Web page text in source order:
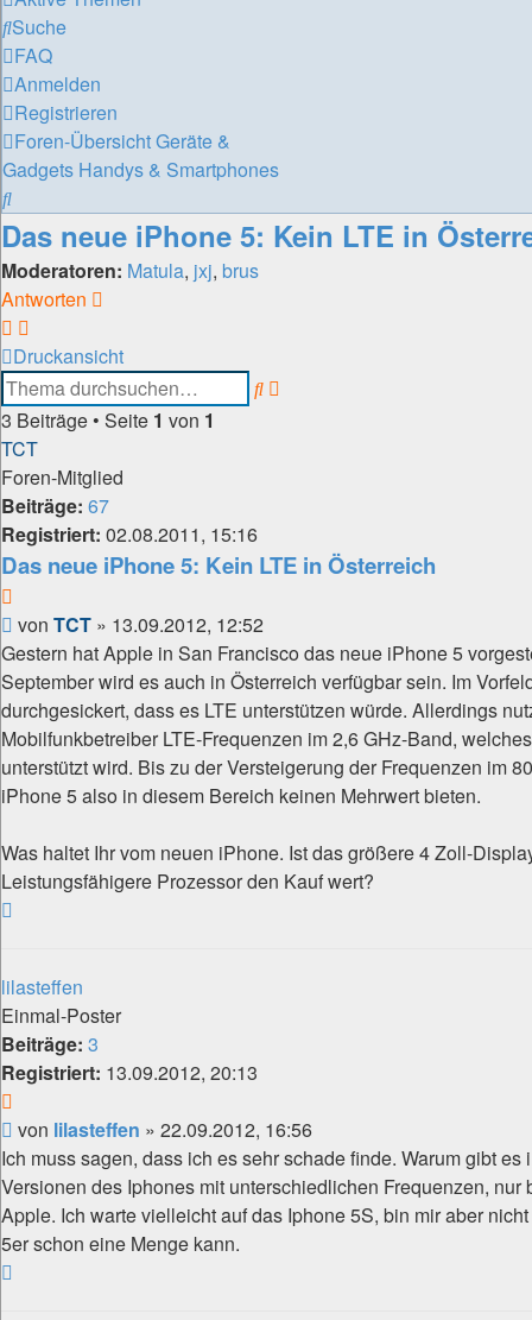
Suche
FAQ
Anmelden
Registrieren
Foren-ÜbersichtGeräte &
Gadgets Handys & Smartphones
Suche
Das neue iPhone 5: Kein LTE in
Moderatoren: Matula, jxj, brus
Antworten
Druckansicht
Suche
3 Beiträge • Seite 1 von 1
TCT
Foren-Mitglied
Beiträge: 67
Registriert: 02.08.2011, 15:16
Das neue iPhone 5: Kein LTE in Österreich
Beitrag
von TCT » 13.09.2012, 12:52
Gestern hat Apple in San Francisco das neue iPhone 5
September wird es auch in Österreich verfügbar sein. Im
durchgesickert, dass es LTE unterstützen würde. Allerdings
Mobilfunkbetreiber LTE-Frequenzen im 2,6 GHz-Band,
unterstützt wird. Bis zu der Versteigerung der Frequenzen im
iPhone 5 also in diesem Bereich keinen Mehrwert bieten.
Was haltet Ihr vom neuen iPhone. Ist das größere 4 Zoll-
Leistungsfähigere Prozessor den Kauf wert?
lilasteffen
Einmal-Poster
Beiträge: 3
Registriert: 13.09.2012, 20:13
Beitrag
von lilasteffen » 22.09.2012, 16:56
Ich muss sagen, dass ich es sehr schade finde. Warum gibt
Versionen des Iphones mit unterschiedlichen Frequenzen, nur
Apple. Ich warte vielleicht auf das Iphone 5S, bin mir aber
5er schon eine Menge kann.